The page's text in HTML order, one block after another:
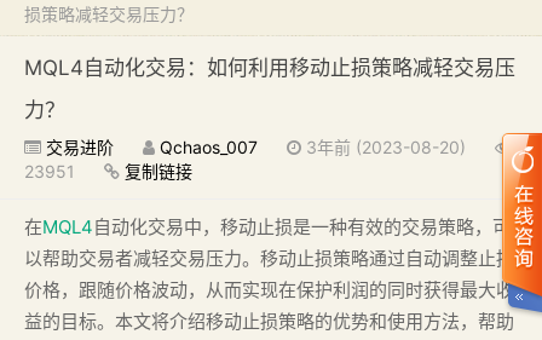
损策略减轻交易压力？
MQL4自动化交易：如何利用移动止损策略减轻交易压
力？
交易进阶 Qchaos_007
3年前 (2023-08-20)
23951
复制链接
在MQL4自动化交易中，移动止损是一种有效的交易策略，可
以帮助交易者减轻交易压力。移动止损策略通过自动调整止损
价格，跟随价格波动，从而实现在保护利润的同时获得最大收
益的目标。本文将介绍移动止损策略的优势和使用方法，帮助